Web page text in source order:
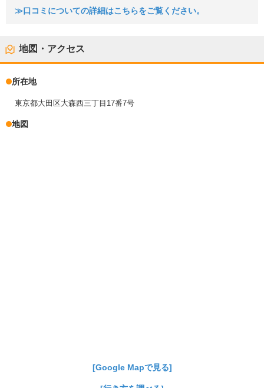
≫口コミについての詳細はこちらをご覧ください。
地図・アクセス
所在地
東京都大田区大森西三丁目17番7号
地図
[Google Mapで見る]